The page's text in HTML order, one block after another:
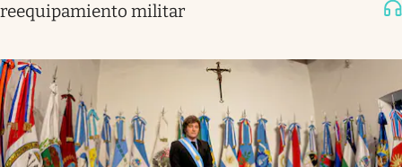
reequipamiento militar